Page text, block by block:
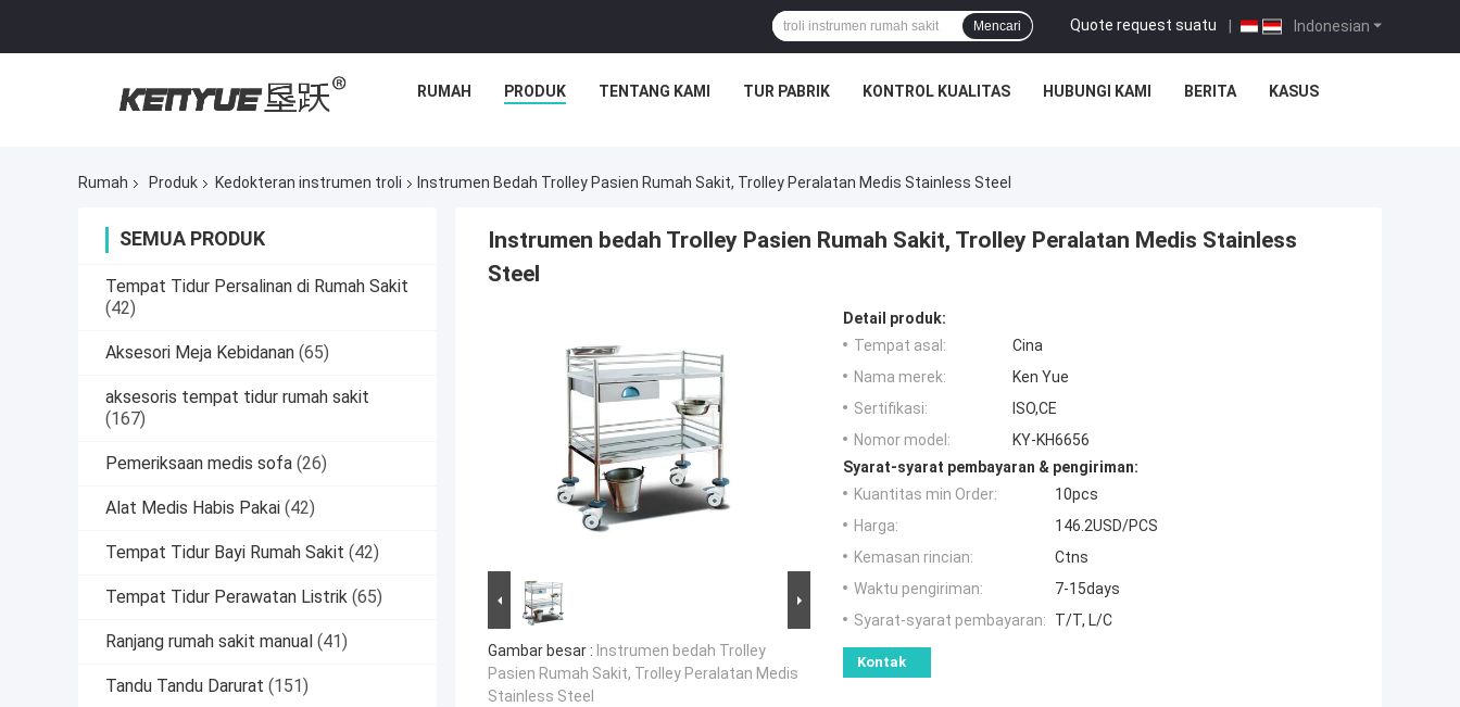
Indonesian
Quote request suatu |
Mencari
RUMAH PRODUK TENTANG KAMI TUR PABRIK KONTROL KUALITAS HUBUNGI KAMI BERITA KASUS
Rumah Produk Kedokteran instrumen troli Instrumen Bedah Trolley Pasien Rumah Sakit, Trolley Peralatan Medis Stainless Steel
SEMUA PRODUK
Tempat Tidur Persalinan di Rumah Sakit
(42)
Aksesori Meja Kebidanan (65)
aksesoris tempat tidur rumah sakit
(167)
Pemeriksaan medis sofa (26)
Alat Medis Habis Pakai (42)
Tempat Tidur Bayi Rumah Sakit (42)
Tempat Tidur Perawatan Listrik (65)
Ranjang rumah sakit manual (41)
Tandu Tandu Darurat (151)
Instrumen bedah Trolley Pasien Rumah Sakit, Trolley Peralatan Medis Stainless
Steel
Gambar besar : Instrumen bedah Trolley
Pasien Rumah Sakit, Trolley Peralatan Medis
Stainless Steel
Detail produk:
Tempat asal:
Cina
Nama merek:
Ken Yue
Sertifikasi:
ISO,CE
Nomor model:
KY-KH6656
Syarat-syarat pembayaran & pengiriman:
Kuantitas min Order:
10pcs
Harga:
146.2USD/PCS
Kemasan rincian:
Ctns
Waktu pengiriman:
7-15days
Syarat-syarat pembayaran:
T/T, L/C
Kontak